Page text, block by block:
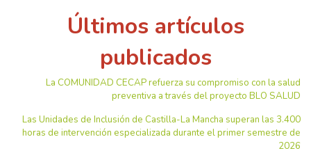
Últimos artículos
publicados
La COMUNIDAD CECAP refuerza su compromiso con la salud
preventiva a través del proyecto BLO SALUD
Las Unidades de Inclusión de Castilla-La Mancha superan las 3.400
horas de intervención especializada durante el primer semestre de
2026